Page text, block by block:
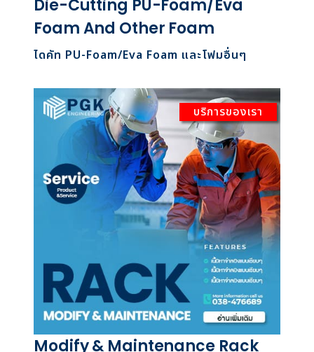
Die-Cutting PU-Foam/Eva
Foam And Other Foam
ไดคัท PU-Foam/Eva Foam และโฟมอื่นๆ
บริการของเรา
Modify & Maintenance Rack